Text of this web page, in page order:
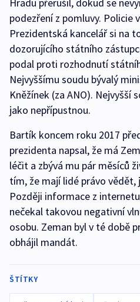
Hradu přerušil, dokud se
podezření z pomluvy. Policie
Prezidentská kancelář si na
dozorujícího státního
podal proti rozhodnutí
Nejvyššímu soudu bývalý
Kněžínek (za ANO).
jako nepřípustnou.
Bartík koncem roku 2017
prezidenta napsal, že má
léčit a zbývá mu pár měsíců
tím, že mají lidé právo vědět,
Později informace z
nečekal takovou negativní
osobu. Zeman byl v té době
obhájil mandát.
ŠTÍTKY